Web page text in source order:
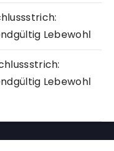
Lebewohl
Lebewohl